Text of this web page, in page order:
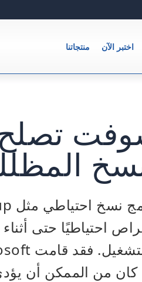
اختبر الآن منتجاتنا
احتياطيًا حتى
من الممكن أن